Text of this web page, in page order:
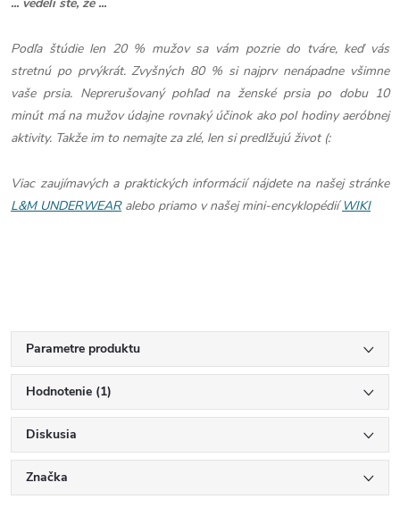
Podľa štúdie len 20 % mužov sa vám pozrie do tváre, keď vás
stretnú po prvýkrát. Zvyšných 80 % si najprv nenápadne všimne
vaše prsia. Neprerušovaný pohľad na ženské prsia po dobu 10
minút má na mužov údajne rovnaký účinok ako pol hodiny aeróbnej
aktivity. Takže im to nemajte za zlé, len si predlžujú život (:
Viac zaujímavých a praktických informácií nájdete na našej stránke
L&M UNDERWEARalebo priamo v našej mini-encyklopédiíWIKI
Parametre produktu
Hodnotenie (1)
Diskusia
Značka